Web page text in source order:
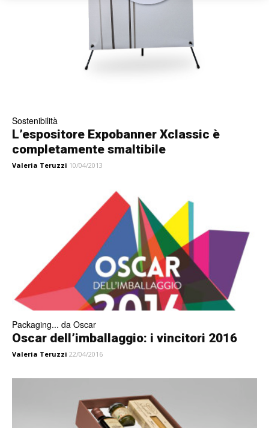
Sostenibilità
L’espositore Expobanner Xclassic è
completamente smaltibile
Valeria Teruzzi 10/04/2013
Packaging... da Oscar
Oscar dell’imballaggio: i vincitori 2016
Valeria Teruzzi 22/04/2016